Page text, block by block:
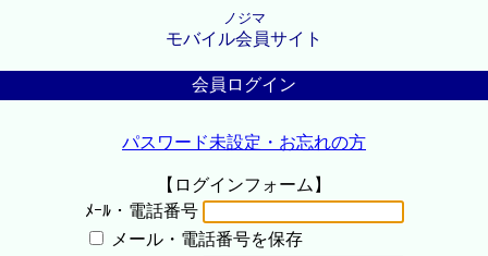
ノジマ
モバイル会員サイト
会員ログイン
パスワード未設定・お忘れの方
【ログインフォーム】
ﾒｰﾙ・電話番号
メール・電話番号を保存